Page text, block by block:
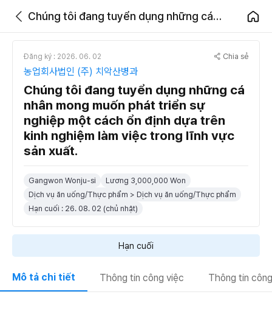
Chúng tôi đang tuyển dụng những cá nhân mong muốn phát triển sự nghiệp một cách ổn định dựa trên kinh nghiệm làm việc trong lĩnh vực sản xuất.
Đăng ký : 2026. 06. 02 Chia sẻ
농업회사법인 (주) 치악산병과
Chúng tôi đang tuyển dụng những cá
nhân mong muốn phát triển sự
nghiệp một cách ổn định dựa trên
kinh nghiệm làm việc trong lĩnh vực
sản xuất.
Gangwon Wonju-si
Lương 3,000,000 Won
Dịch vụ ăn uống/Thực phẩm > Dịch vụ ăn uống/Thực phẩm
Hạn cuối : 26. 08. 02 (chủ nhật)
Hạn cuối
Mô tả chi tiết Thông tin công việc Thông tin